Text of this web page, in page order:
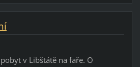
v Libštátě na faře. O